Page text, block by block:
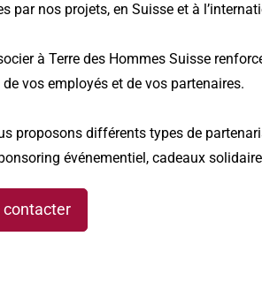
par nos projets, en Suisse et à
à Terre des Hommes Suisse
de vos employés et de vos partenaires.
proposons différents types de
événementiel, cadeaux
contacter